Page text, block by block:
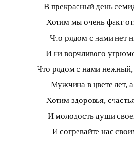
В прекрасный день
Хотим мы очень факт
Что рядом с нами нет
И ни ворчливого
Что рядом с нами нежный,
Мужчина в цвете лет,
Хотим здоровья,
И молодость души
И согревайте нас